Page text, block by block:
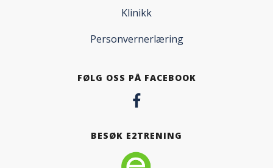
Klinikk
Personvernerlæring
FØLG OSS PÅ FACEBOOK
BESØK E2TRENING